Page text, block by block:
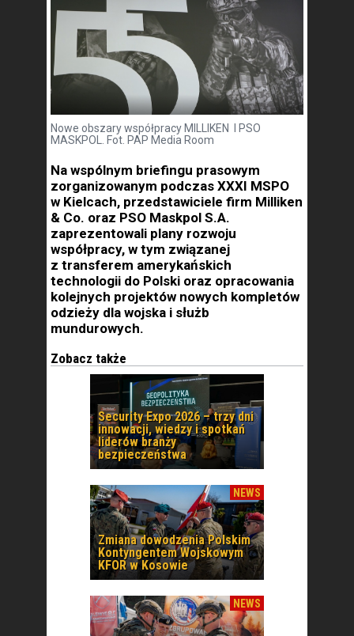
Nowe obszary współpracy MILLIKEN I PSO
MASKPOL. Fot. PAP Media Room
Na wspólnym briefingu prasowym
zorganizowanym podczas XXXI MSPO
w Kielcach, przedstawiciele firm Milliken
& Co. oraz PSO Maskpol S.A.
zaprezentowali plany rozwoju
współpracy, w tym związanej
z transferem amerykańskich
technologii do Polski oraz opracowania
kolejnych projektów nowych kompletów
odzieży dla wojska i służb
mundurowych.
Zobacz także
Security Expo 2026 – trzy dni
innowacji, wiedzy i spotkań
liderów branży
bezpieczeństwa
NEWS
Zmiana dowodzenia Polskim
Kontyngentem Wojskowym
KFOR w Kosowie
NEWS